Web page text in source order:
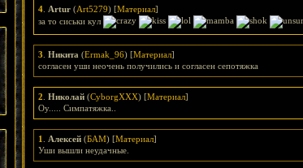
4 Artur (Art5279) [Материал]
за то сиськи кул
3 Никита (Ermak_96) [Материал]
согласен уши неочень получились и согласен сепотяжка
2 Николай (CyborgXXX) [Материал]
Оу..... Симпатяжка..
1 Алексей (БАМ) [Материал]
Уши вышли неудачные.